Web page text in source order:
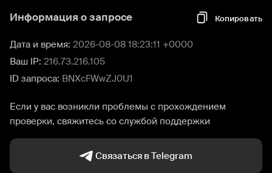
Информация о запросе Копировать
Дата и время: 2026-08-08 18:23:11 +0000
Ваш IP: 216.73.216.105
ID запроса: BNXcFWwZJ0U1
Если у вас возникли проблемы с прохождением
проверки, свяжитесь со службой поддержки
Связаться в Telegram